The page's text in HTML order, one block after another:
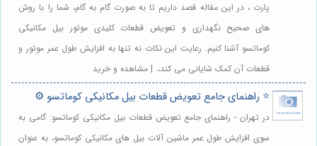
پارت ، در این مقاله قصد داریم تا به صورت گام به گام، شما را با روش
های صحیح نگهداری و تعویض قطعات کلیدی موتور بیل مکانیکی
کوماتسو آشنا کنیم. رعایت این نکات نه تنها به افزایش طول عمر موتور و
قطعات آن کمک شایانی می کند،. | مشاهده و خرید
⭐️ راهنمای جامع تعویض قطعات بیل مکانیکی کوماتسو ⚙️
در تهران - راهنمای جامع تعویض قطعات بیل مکانیکی کوماتسو: گامی به
سوی افزایش طول عمر ماشین آلات بیل های مکانیکی کوماتسو، به عنوان